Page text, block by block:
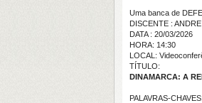
Uma banca de
DISCENTE :
DATA : 20/03/2026
HORA: 14:30
LOCAL:
TÍTULO:
DINAMARCA: A
PALAVRAS-CHAVES: